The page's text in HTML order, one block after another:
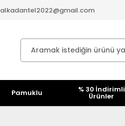
alkadantel2022@gmail.com
Pamuklu % 30 İndirimli
Ürünler